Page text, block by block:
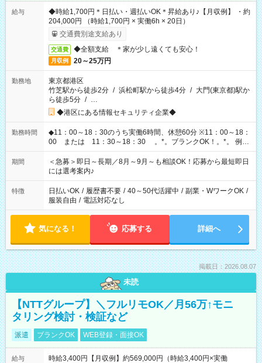
給与
◆時給1,700円＊日払い・週払いOK＊昇給あり♪【月収例】 ・約
204,000円 （時給1,700円 × 実働6h × 20日）
交通費別途支給あり
交通費 ◆全額支給 ＊家が少し遠くても安心！
月収例 20～25万円
勤務地
東京都港区
竹芝駅から徒歩2分 / 浜松町駅から徒歩4分 / 大門(東京都)駅か
ら徒歩5分 / …
◆港区にある情報セキュリティ企業◆
勤務時間
◆11：00～18：30のうち実働6時間、休憩60分 ※11：00～18：
00 または 11：30～18：30 。*。ブランクOK！。*。 例え
ば前職が、 在宅/財団法人/事務/コールセンター/受付/販売/カフェ
スタッフ スイーツ販売/ホテルフロント/化粧品販売/など 様々な
業界から入社して活躍されています♪
期間
＜急募＞即日～長期／8月～9月～も相談OK！応募から最短即日
には選考案内♪
特徴 日払いOK / 履歴書不要 / 40～50代活躍中 / 副業・WワークOK /
服装自由 / 電話対応なし
気になる！ 応募する 詳細へ
掲載日：2026.08.07
未読
【NTTグループ】＼フルリモOK／月56万↑モニ
タリング検討・検証など
派遣 ブランクOK WEB登録・面接OK
給与
時給3,400円【月収例】約569,000円（時給3,400円×実働